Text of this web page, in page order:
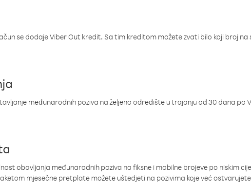
se dodaje Viber Out kredit. Sa tim kreditom možete zvati bilo koji broj
međunarodnih poziva na željeno odredište u trajanju od 30 dana po
obavljanja međunarodnih poziva na fiksne i mobilne brojeve po niskim
mjesečne pretplate možete uštedjeti na pozivima koje već ostvarujete